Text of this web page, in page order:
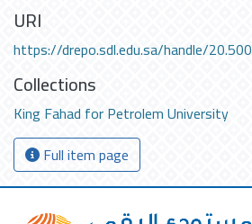
URI
https://drepo.sdl.edu.sa/handle/
Collections
King Fahad for Petrolem University
Full item page